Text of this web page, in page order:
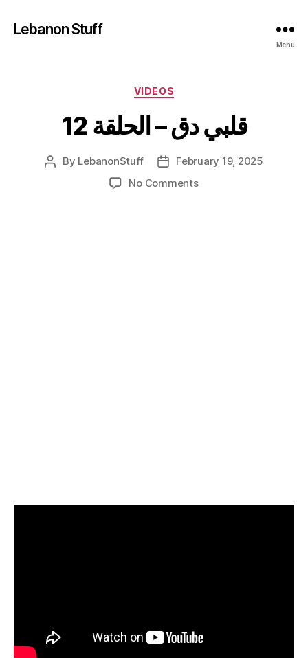
Lebanon Stuff
Menu
Categories
VIDEOS
قلبي دق – الحلقة 12
Post
By LebanonStuff
PostFebruary 19, 2025
No Commentson